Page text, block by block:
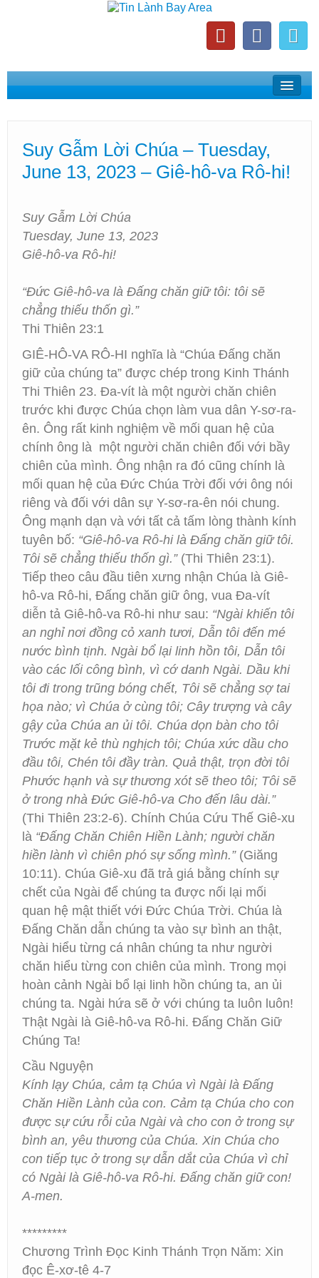
Home
Phát Thanh Tin Lành Bay Area
Các Hội Thánh Bắc California
Suy Gẫm Lời Chúa – Tuesday,
June 13, 2023 – Giê-hô-va Rô-hi!
Suy Gẫm Lời Chúa
Tuesday, June 13, 2023
Giê-hô-va Rô-hi!
“Đức Giê-hô-va là Đấng chăn giữ tôi: tôi sẽ
chẳng thiếu thốn gì.”
Thi Thiên 23:1
GIÊ-HÔ-VA RÔ-HI nghĩa là “Chúa Đấng chăn
giữ của chúng ta” được chép trong Kinh Thánh
Thi Thiên 23. Đa-vít là một người chăn chiên
trước khi được Chúa chọn làm vua dân Y-sơ-ra-
ên. Ông rất kinh nghiệm về mối quan hệ của
chính ông là một người chăn chiên đối với bầy
chiên của mình. Ông nhận ra đó cũng chính là
mối quan hệ của Đức Chúa Trời đối với ông nói
riêng và đối với dân sự Y-sơ-ra-ên nói chung.
Ông mạnh dạn và với tất cả tấm lòng thành kính
tuyên bố: “Giê-hô-va Rô-hi là Đấng chăn giữ tôi.
Tôi sẽ chẳng thiếu thốn gì.”(Thi Thiên 23:1).
Tiếp theo câu đầu tiên xưng nhận Chúa là Giê-
hô-va Rô-hi, Đấng chăn giữ ông, vua Đa-vít
diễn tả Giê-hô-va Rô-hi như sau: “Ngài khiến tôi
an nghỉ nơi đồng cỏ xanh tươi, Dẫn tôi đến mé
nước bình tịnh. Ngài bổ lại linh hồn tôi, Dẫn tôi
vào các lối công bình, vì cớ danh Ngài. Dầu khi
tôi đi trong trũng bóng chết, Tôi sẽ chẳng sợ tai
họa nào; vì Chúa ở cùng tôi; Cây trượng và cây
gậy của Chúa an ủi tôi. Chúa dọn bàn cho tôi
Trước mặt kẻ thù nghịch tôi; Chúa xức dầu cho
đầu tôi, Chén tôi đầy tràn. Quả thật, trọn đời tôi
Phước hạnh và sự thương xót sẽ theo tôi; Tôi sẽ
ở trong nhà Đức Giê-hô-va Cho đến lâu dài.”
(Thi Thiên 23:2-6). Chính Chúa Cứu Thế Giê-xu
là “Đấng Chăn Chiên Hiền Lành; người chăn
hiền lành vì chiên phó sự sống mình.”(Giăng
10:11). Chúa Giê-xu đã trả giá bằng chính sự
chết của Ngài để chúng ta được nối lại mối
quan hệ mật thiết với Đức Chúa Trời. Chúa là
Đấng Chăn dẫn chúng ta vào sự bình an thật,
Ngài hiểu từng cá nhân chúng ta như người
chăn hiểu từng con chiên của mình. Trong mọi
hoàn cảnh Ngài bổ lại linh hồn chúng ta, an ủi
chúng ta. Ngài hứa sẽ ở với chúng ta luôn luôn!
Thật Ngài là Giê-hô-va Rô-hi. Đấng Chăn Giữ
Chúng Ta!
Cầu Nguyện
Kính lạy Chúa, cảm tạ Chúa vì Ngài là Đấng
Chăn Hiền Lành của con. Cảm tạ Chúa cho con
được sự cứu rỗi của Ngài và cho con ở trong sự
bình an, yêu thương của Chúa. Xin Chúa cho
con tiếp tục ở trong sự dẫn dắt của Chúa vì chỉ
có Ngài là Giê-hô-va Rô-hi. Đấng chăn giữ con!
A-men.
*********
Chương Trình Đọc Kinh Thánh Trọn Năm: Xin
đọc Ê-xơ-tê 4-7